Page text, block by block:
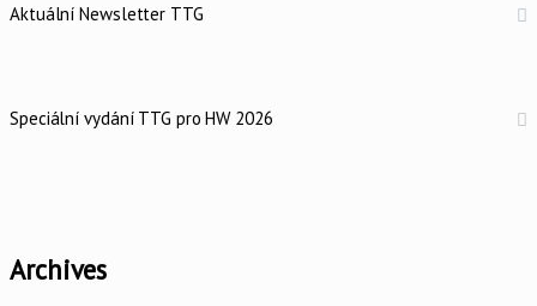
Aktuální Newsletter TTG
Speciální vydání TTG pro HW 2026
Archives